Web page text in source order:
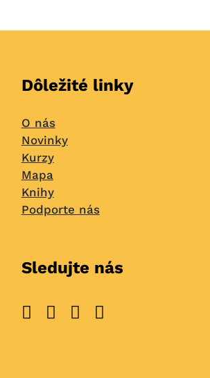
Dôležité linky
O nás
Novinky
Kurzy
Mapa
Knihy
Podporte nás
Sledujte nás